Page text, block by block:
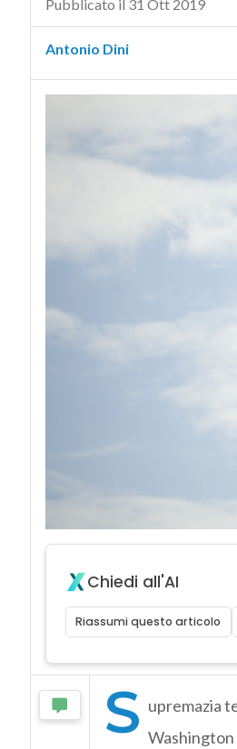
Pubblicato il 31 Ott 2019
Antonio Dini
Chiedi all'AI
Riassumi questo articolo
S upremazia
Washington